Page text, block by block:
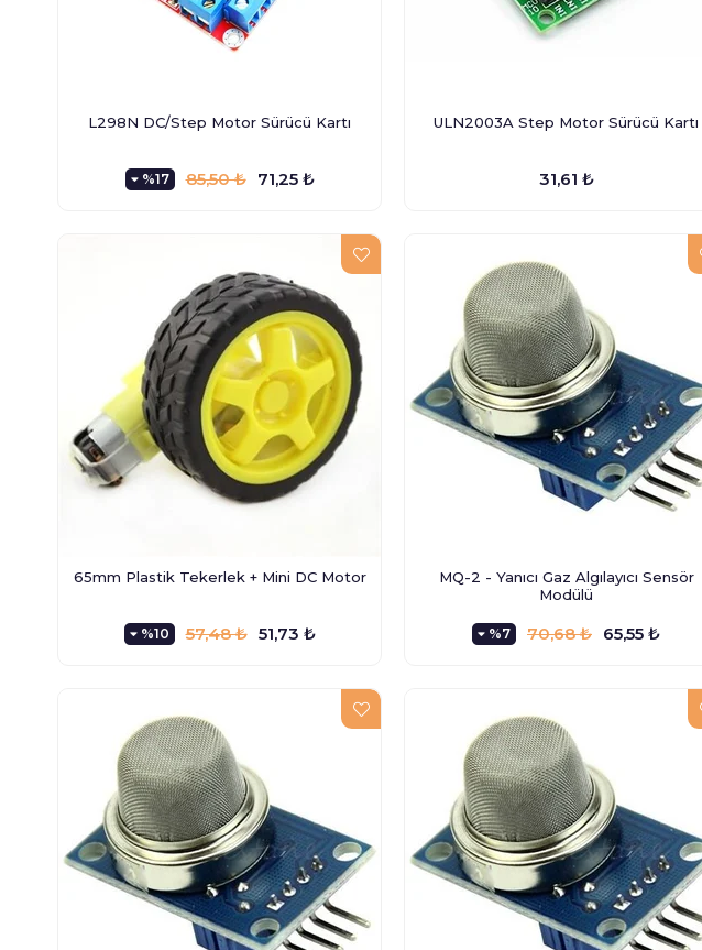
L298N DC/Step Motor Sürücü Kartı
%17 71,25 ₺
85,50 ₺
ULN2003A Step Motor Sürücü Kartı
31,61 ₺
65mm Plastik Tekerlek + Mini DC Motor
%10 51,73 ₺
57,48 ₺
MQ-2 - Yanıcı Gaz Algılayıcı Sensör
Modülü
%7 65,55 ₺
70,68 ₺